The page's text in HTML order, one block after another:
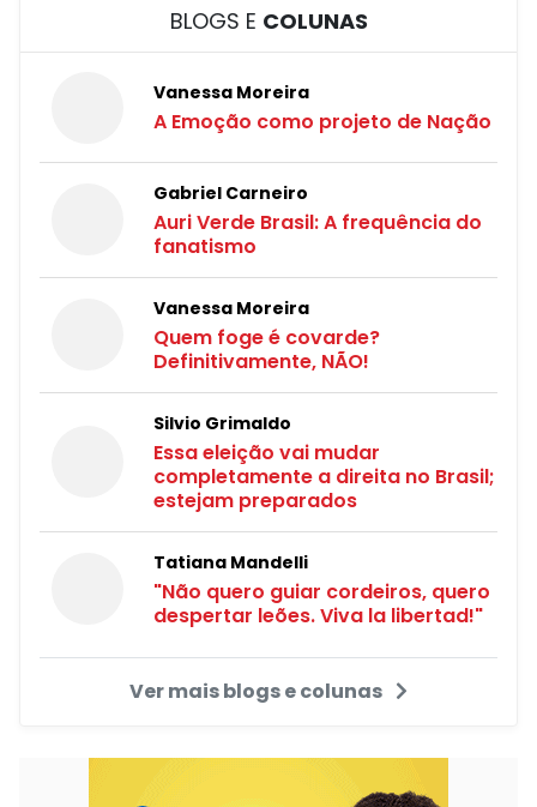
BLOGS E COLUNAS
Vanessa Moreira
A Emoção como projeto de Nação
Gabriel Carneiro
Auri Verde Brasil: A frequência do
fanatismo
Vanessa Moreira
Quem foge é covarde?
Definitivamente, NÃO!
Silvio Grimaldo
Essa eleição vai mudar
completamente a direita no Brasil;
estejam preparados
Tatiana Mandelli
"Não quero guiar cordeiros, quero
despertar leões. Viva la libertad!"
Ver mais blogs e colunas